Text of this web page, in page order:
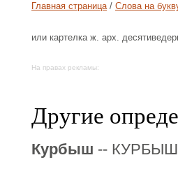
Главная страница/ Слова на
или картелка ж. арх.
На правах рекламы:
Другие
Курбыш -- КУРБЫШ,